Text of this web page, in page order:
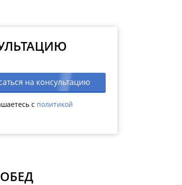
на консультацию
c политикой